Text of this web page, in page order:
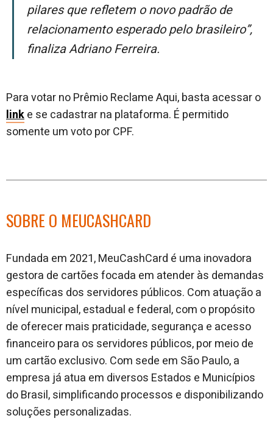
pilares que refletem o novo padrão de
relacionamento esperado pelo brasileiro”,
finaliza Adriano Ferreira.
Para votar no Prêmio Reclame Aqui, basta acessar o
linke se cadastrar na plataforma. É permitido
somente um voto por CPF.
SOBRE O MEUCASHCARD
Fundada em 2021, MeuCashCard é uma inovadora
gestora de cartões focada em atender às demandas
específicas dos servidores públicos. Com atuação a
nível municipal, estadual e federal, com o propósito
de oferecer mais praticidade, segurança e acesso
financeiro para os servidores públicos, por meio de
um cartão exclusivo. Com sede em São Paulo, a
empresa já atua em diversos Estados e Municípios
do Brasil, simplificando processos e disponibilizando
soluções personalizadas.